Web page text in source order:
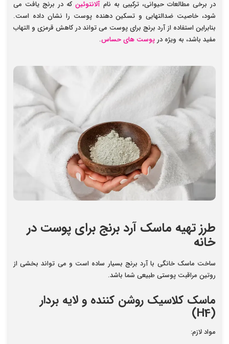
در برخی مطالعات حیوانی، ترکیبی به نامآلانتوئینکه در برنج یافت می
شود، خاصیت ضدالتهابی و تسکین دهنده پوست را نشان داده است.
بنابراین استفاده از آرد برنج برای پوست می تواند در کاهش قرمزی و التهاب
مفید باشد، به ویژه در پوست های حساس.
طرز تهیه ماسک آرد برنج برای پوست در
خانه
ساخت ماسک خانگی با آرد برنج بسیار ساده است و می تواند بخشی از
روتین مراقبت پوستی طبیعی شما باشد.
ماسک کلاسیک روشن کننده و لایه بردار
(H4)
مواد لازم: